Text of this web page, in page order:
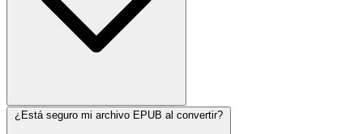
¿Está seguro mi archivo EPUB al convertir?